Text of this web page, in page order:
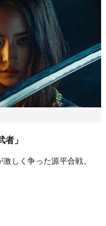
」
しく争った源平合戦。